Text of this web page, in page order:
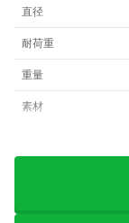
直径
耐荷重
重量
素材